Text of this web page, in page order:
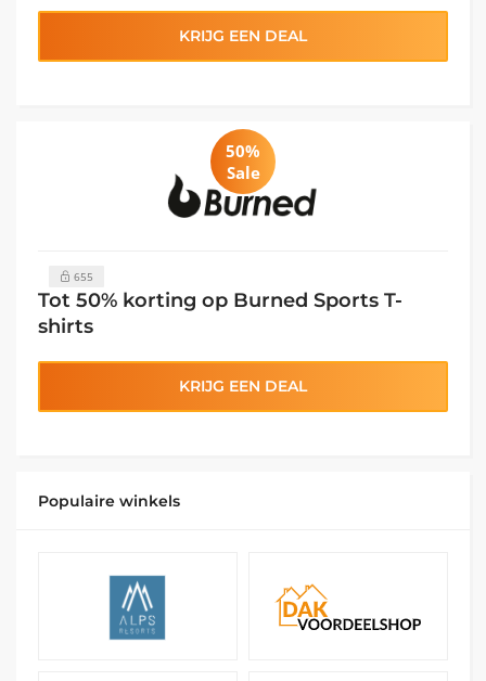
KRIJG EEN DEAL
50%
Sale
655
Tot 50% korting op Burned Sports T-
shirts
KRIJG EEN DEAL
Populaire winkels